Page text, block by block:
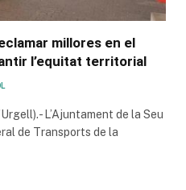
millores en el
l’equitat territorial
L’Ajuntament de la Seu
de Transports de la